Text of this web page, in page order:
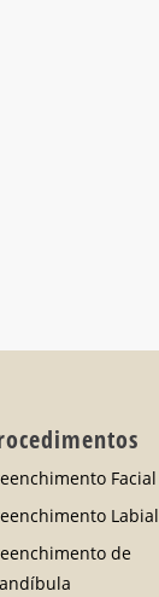
Facial
Labial
de